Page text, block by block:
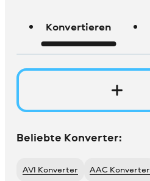
Konvertieren
Beliebte Konverter:
AVI Konverter AAC Konverter